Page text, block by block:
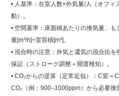
• 人基準：在室人数×外気量/人（オフ
動）。
• 空間基準：床面積あたりの換気量、
量[m³/h]÷室容積[m³]。
• 混合時の注意：外気と還気の混合比
保証（ストローク調整＋開度検知）。
• CO₂からの逆算（定常近似）：C室
CO₂（例：900–1000ppm）から必要換